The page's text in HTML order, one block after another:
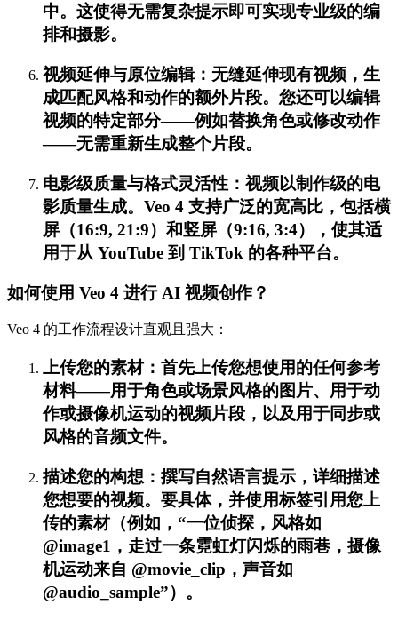
中。这使得无需复杂提示即可实现专业级的编
排和摄影。
视频延伸与原位编辑：无缝延伸现有视频，生
成匹配风格和动作的额外片段。您还可以编辑
视频的特定部分——例如替换角色或修改动作
——无需重新生成整个片段。
电影级质量与格式灵活性：视频以制作级的电
影质量生成。Veo 4 支持广泛的宽高比，包括横
屏（16:9, 21:9）和竖屏（9:16, 3:4），使其适
用于从 YouTube 到 TikTok 的各种平台。
如何使用 Veo 4 进行 AI 视频创作？
Veo 4 的工作流程设计直观且强大：
上传您的素材：首先上传您想使用的任何参考
材料——用于角色或场景风格的图片、用于动
作或摄像机运动的视频片段，以及用于同步或
风格的音频文件。
描述您的构想：撰写自然语言提示，详细描述
您想要的视频。要具体，并使用标签引用您上
传的素材（例如，“一位侦探，风格如
@image1，走过一条霓虹灯闪烁的雨巷，摄像
机运动来自 @movie_clip，声音如
@audio_sample”）。